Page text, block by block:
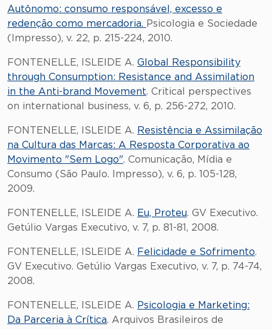
Autônomo: consumo responsável, excesso e
redenção como mercadoria. Psicologia e Sociedade
(Impresso), v. 22, p. 215-224, 2010.
FONTENELLE, ISLEIDE A. Global Responsibility
through Consumption: Resistance and Assimilation
in the Anti-brand Movement. Critical perspectives
on international business, v. 6, p. 256-272, 2010.
FONTENELLE, ISLEIDE A. Resistência e Assimilação
na Cultura das Marcas: A Resposta Corporativa ao
Movimento "Sem Logo". Comunicação, Mídia e
Consumo (São Paulo. Impresso), v. 6, p. 105-128,
2009.
FONTENELLE, ISLEIDE A. Eu, Proteu. GV Executivo.
Getúlio Vargas Executivo, v. 7, p. 81-81, 2008.
FONTENELLE, ISLEIDE A. Felicidade e Sofrimento.
GV Executivo. Getúlio Vargas Executivo, v. 7, p. 74-74,
2008.
FONTENELLE, ISLEIDE A. Psicologia e Marketing:
Da Parceria à Crítica. Arquivos Brasileiros de